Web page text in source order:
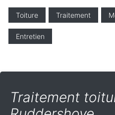
Toiture Traitement
Entretien
Traitement